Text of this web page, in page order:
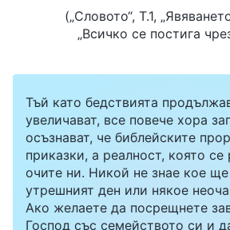
(„Словото“, Т.1,
„Всичко се постига
Тъй като бедствията
увеличават, все повече хора
осъзнават, че библейските
приказки, а реалност, която
очите ни. Никой не знае кое
утрешният ден или някое
Ако желаете да посрещнете
Господ със семейството си и